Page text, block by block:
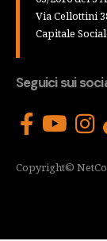
Via Cellottini
Capitale
Seguici sui
Copyright©